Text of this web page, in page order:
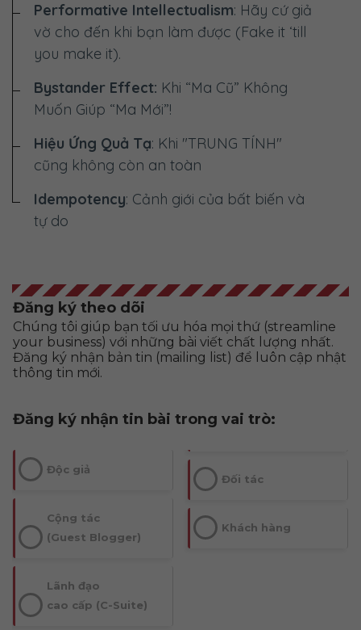
Performative Intellectualism: Hãy cứ giả
vờ cho đến khi bạn làm được (Fake it ‘till
you make it).
Bystander Effect: Khi “Ma Cũ” Không
Muốn Giúp “Ma Mới”!
Hiệu Ứng Quả Tạ: Khi "TRUNG TÍNH"
cũng không còn an toàn
Idempotency: Cảnh giới của bất biến và
tự do
Đăng ký theo dõi
Chúng tôi giúp bạn tối ưu hóa mọi thứ (streamline
your business) với những bài viết chất lượng nhất.
Đăng ký nhận bản tin (mailing list) để luôn cập nhật
thông tin mới.
Đăng ký nhận tin bài trong vai trò:
Độc giả
Cộng tác
(Guest Blogger)
Lãnh đạo
cao cấp (C-Suite)
Đối tác
Khách hàng